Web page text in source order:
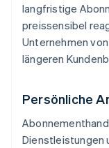
langfristige
preissensibel
Unternehmen
längeren
Persönliche
Dienstleistungen